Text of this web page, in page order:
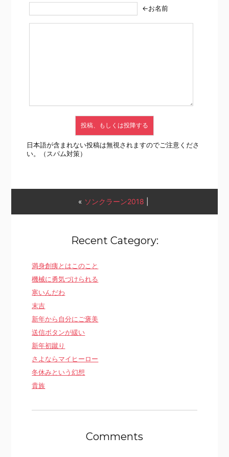
←お名前
日本語が含まれない投稿は無視されますのでご注意くださ
い。（スパム対策）
« ソンクラーン2018
Recent Category:
満身創痍とはこのこと
機械に勇気づけられる
寒いんだわ
末吉
新年から自分にご褒美
送信ボタンが緩い
新年初蹴り
さよならマイヒーロー
冬休みという幻想
貴族
Comments